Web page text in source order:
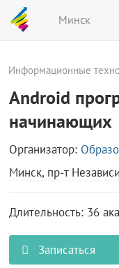
Минск
Информационные
Android
начинающих
Организатор:
Минск, пр-т
Длительность: 36
Записаться